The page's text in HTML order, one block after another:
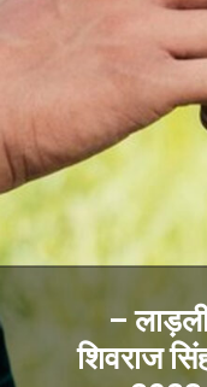
–
शिवराज